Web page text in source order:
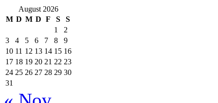
August 2026
M D M D F S
S
1
2
3
4 5 6 7 8
9
10 11 12 13 14 15 16
17 18 19 20 21 22 23
24 25 26 27 28 29 30
31